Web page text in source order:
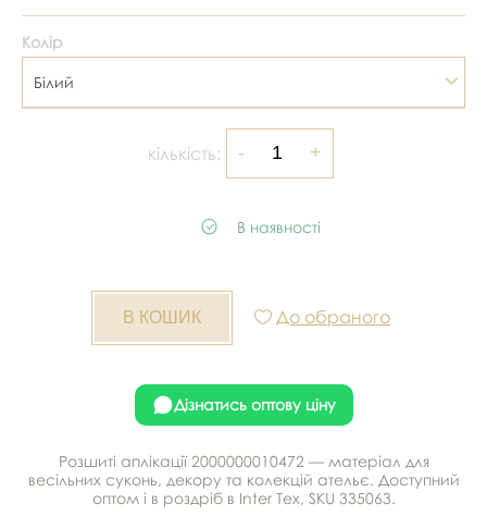
Колір
Білий
кількість:
В наявності
До обраного
Дізнатись оптову ціну
Розшиті аплікації 2000000010472 — матеріал для
весільних суконь, декору та колекцій ательє. Доступний
оптом і в роздріб в Inter Tex, SKU 335063.